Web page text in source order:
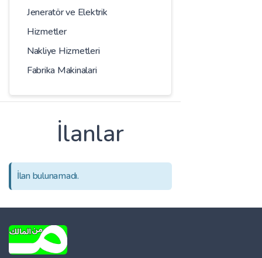
Jeneratör ve Elektrik
Hizmetler
Nakliye Hizmetleri
Fabrika Makinalari
İlanlar
İlan bulunamadı.